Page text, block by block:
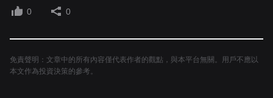
0 0
免責聲明：文章中的所有內容僅代表作者的觀點，與本平台無關。用戶不應以
本文作為投資決策的參考。